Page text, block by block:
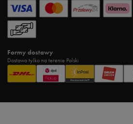
Formy dostawy
Dostawa tylko na terenie Polski